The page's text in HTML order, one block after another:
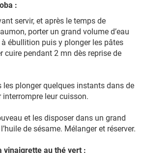
:
servir, et après le temps de
porter un grand volume d’eau
à ébullition puis y plonger les pâtes
cuire pendant 2 mn dès reprise de
les plonger quelques instants dans de
interrompre leur cuisson.
et les disposer dans un grand
de sésame. Mélanger et réserver.
vinaigrette au thé vert :